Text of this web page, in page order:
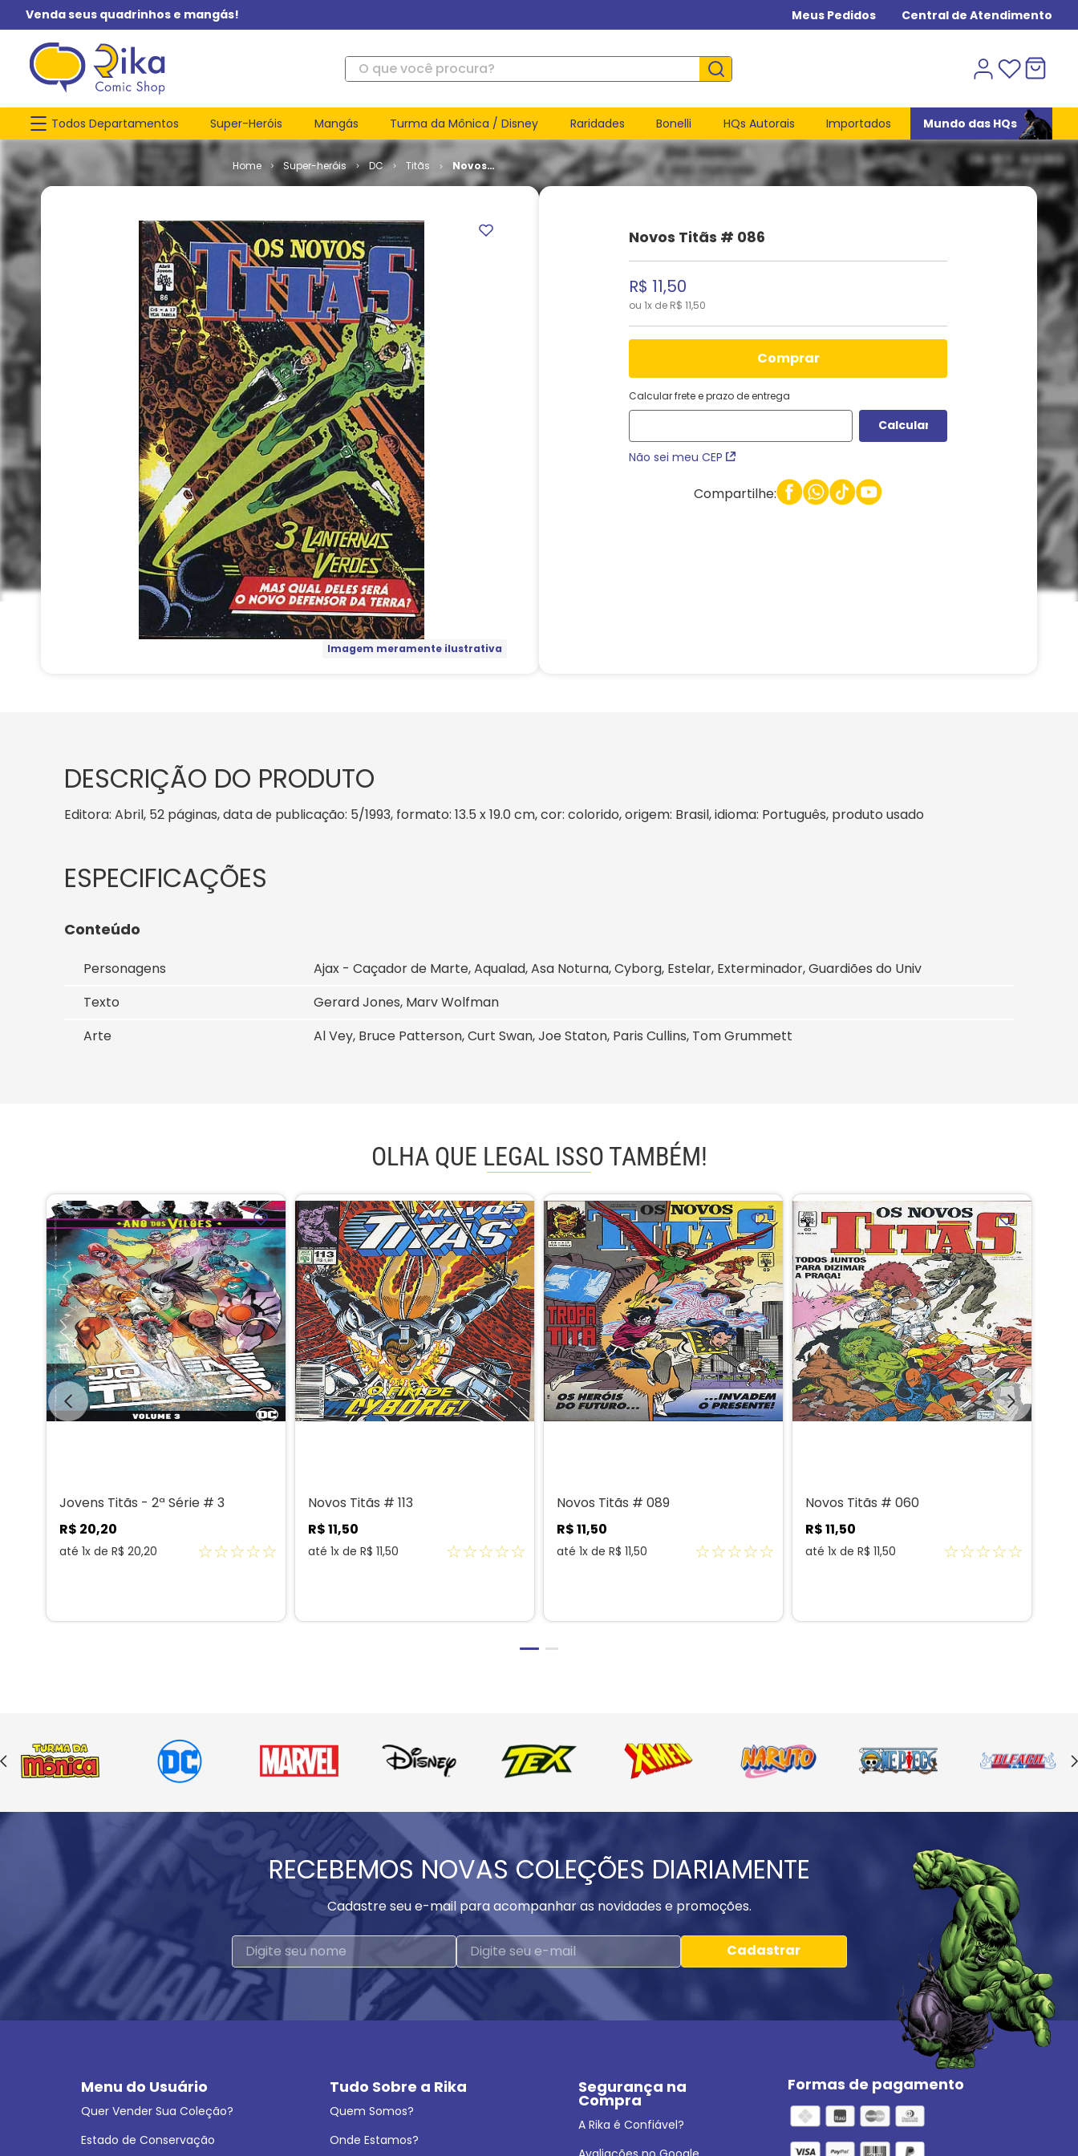
Venda seus quadrinhos e mangás! Meus Pedidos Central de Atendimento
O que você procura?
Todos Departamentos Super-Heróis Mangás Turma da Mônica / Disney Raridades Bonelli HQs Autorais Importados Mundo das HQs
Super-heróis DC Titãs
Novos
Titãs #
Imagem meramente ilustrativa
Novos Titãs # 086
R$ 11,50
ou 1x de R$ 11,50
comprar
Calcular frete e prazo de entrega
Não sei meu CEP
Compartilhe:
DESCRIÇÃO DO PRODUTO
Editora: Abril, 52 páginas, data de publicação: 5/1993, formato: 13.5 x 19.0 cm, cor: colorido, origem: Brasil, idioma: Português, produto usado
Conteúdo
Personagens
Ajax - Caçador de Marte, Aqualad, Asa Noturna, Cyborg, Estelar, Exterminador, Guardiões do Univ
Texto
Gerard Jones, Marv Wolfman
Arte
Al Vey, Bruce Patterson, Curt Swan, Joe Staton, Paris Cullins, Tom Grummett
OLHA QUE LEGAL ISSO TAMBÉM!
Jovens Titãs - 2ª Série # 3
R$ 20,20
até 1x de R$ 20,20 ☆☆☆☆☆
Novos Titãs # 113
R$11,50
até 1x de R$ 11,50 ☆☆☆☆☆
Novos Titãs # 089
R$11,50
até 1x de R$ 11,50 ☆☆☆☆☆
Novos Titãs # 060
R$11,50
até 1x de R$ 11,50 ☆☆☆☆☆
RECEBEMOS NOVAS COLEÇÕES DIARIAMENTE
Cadastre seu e-mail para acompanhar as novidades e promoções.
Cadastrar
Menu do Usuário
Quer Vender Sua Coleção?
Estado de Conservação
Tudo Sobre a Rika
Quem Somos?
Onde Estamos?
Segurança na
Compra
A Rika é Confiável?
Formas de pagamento